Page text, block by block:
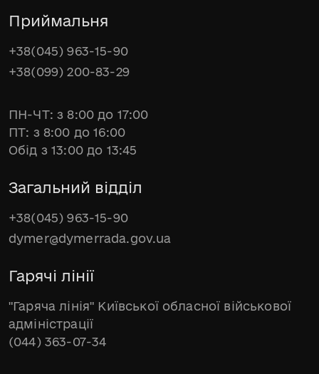
Приймальня
+38(045) 963-15-90
+38(099) 200-83-29
ПН-ЧТ: з 8:00 до 17:00
ПТ: з 8:00 до 16:00
Обід з 13:00 до 13:45
Загальний відділ
+38(045) 963-15-90
dymer@dymerrada.gov.ua
Гарячі лінії
"Гаряча лінія" Київської обласної військової
адміністрації
(044) 363-07-34